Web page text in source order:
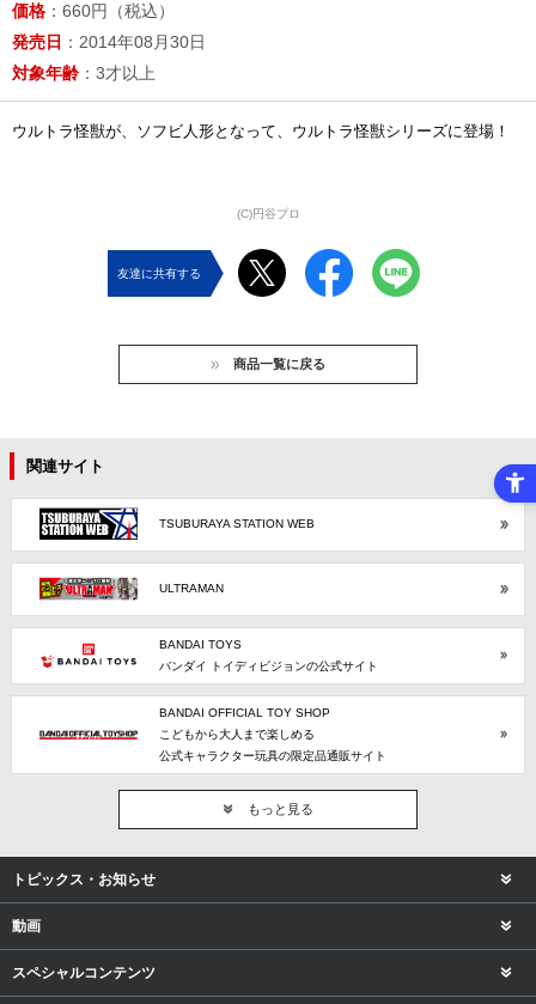
価格 ：660円（税込）
発売日 ：2014年08月30日
対象年齢 ：3才以上
ウルトラ怪獣が、ソフビ人形となって、ウルトラ怪獣シリーズに登場！
(C)円谷プロ
友達に共有する
商品一覧に戻る
関連サイト
TSUBURAYA STATION WEB
ULTRAMAN
BANDAI TOYS
バンダイ トイディビジョンの公式サイト
BANDAI OFFICIAL TOY SHOP
こどもから大人まで楽しめる
公式キャラクター玩具の限定品通販サイト
もっと見る
トピックス・お知らせ
動画
スペシャルコンテンツ